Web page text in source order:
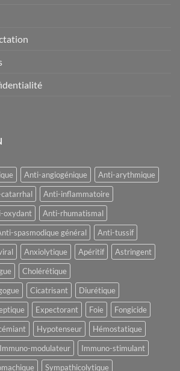
Anti-angiogénique
Anti-arythmique
Anti-inflammatoire
oxydant
Anti-rhumatismal
spasmodique général
Anti-tussif
Anxiolytique Apéritif
Astringent
Cholérétique
Cicatrisant
Diurétique
Expectorant Foie
Fongicide
Hypotenseur
Hémostatique
Immuno-modulateur
Immuno-stimulant
Sympathicolytique